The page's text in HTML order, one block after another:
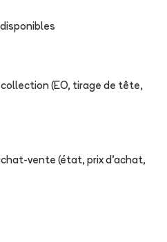
disponibles
(EO, tirage de tête,
vente (état, prix d'achat,